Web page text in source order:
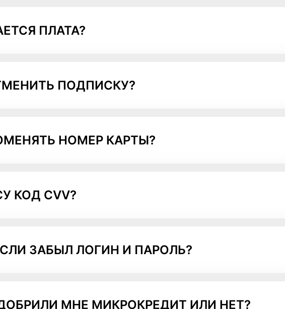
ПЛАТА?
ПОДПИСКУ?
НОМЕР КАРТЫ?
КОД CVV?
ЗАБЫЛ ЛОГИН И ПАРОЛЬ?
МНЕ МИКРОКРЕДИТ ИЛИ НЕТ?